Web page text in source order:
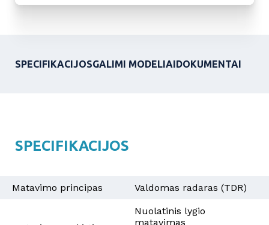
SPECIFIKACIJOSGALIMI MODELIAIDOKUMENTAI
SPECIFIKACIJOS
Matavimo principas Valdomas radaras (TDR)
Nuolatinis lygio
matavimas